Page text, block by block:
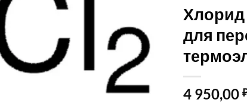
Хлорид
для
4 950,00